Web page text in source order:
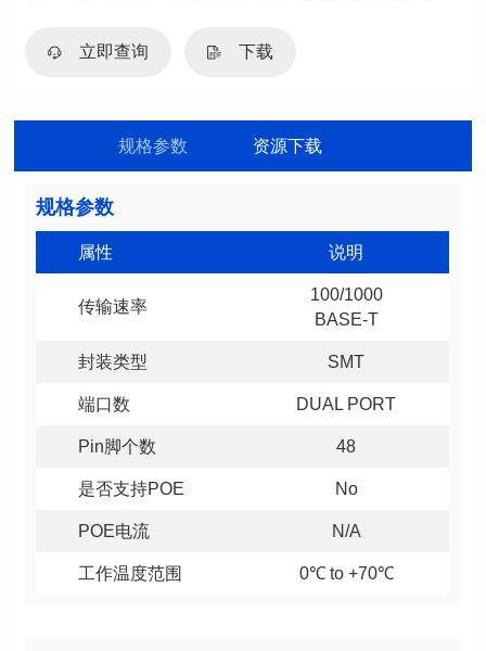
立即查询 下载
规格参数 资源下载
规格参数
属性 说明
传输速率
BASE-T
封装类型 SMT
端口数 DUAL PORT
Pin脚个数 48
是否支持POE No
POE电流 N/A
工作温度范围 0℃ to +70℃